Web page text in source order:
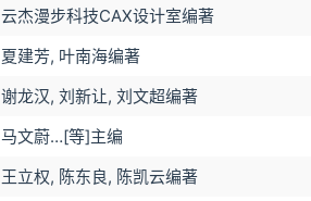
云杰漫步科技CAX设计室编著
夏建芳, 叶南海编著
谢龙汉, 刘新让, 刘文超编著
马文蔚…[等]主编
王立权, 陈东良, 陈凯云编著